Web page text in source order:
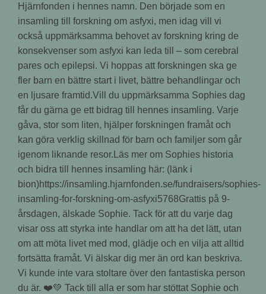
Hjärnfonden i hennes namn. Den började som en
insamling till forskning om asfyxi, men idag vill vi
också uppmärksamma behovet av forskning kring de
konsekvenser som asfyxi kan leda till – som cerebral
pares och epilepsi. Vi hoppas att forskningen ska ge
fler barn en bättre start i livet, bättre behandlingar och
en ljusare framtid.Vill du uppmärksamma Sophies dag
får du gärna ge ett bidrag till hennes insamling. Varje
gåva, stor som liten, hjälper forskningen framåt och
kan göra verklig skillnad för barn och familjer som går
igenom liknande resor.Läs mer om Sophies historia
och bidra till hennes insamling här: (länk i
bion)https://insamling.hjarnfonden.se/fundraisers/sophies-
insamling-for-forskning-om-asfyxi5768Grattis på 9-
årsdagen, älskade Sophie. Tack för att du varje dag
visar oss att styrka inte handlar om att ha det lätt, utan
om att möta livet med mod, glädje och en vilja att alltid
fortsätta framåt. Vi älskar dig mer än ord kan beskriva.
Vi kunde inte vara stoltare över den fantastiska person
du är. ❤️💚 Tack till alla er som har stöttat Sophie och